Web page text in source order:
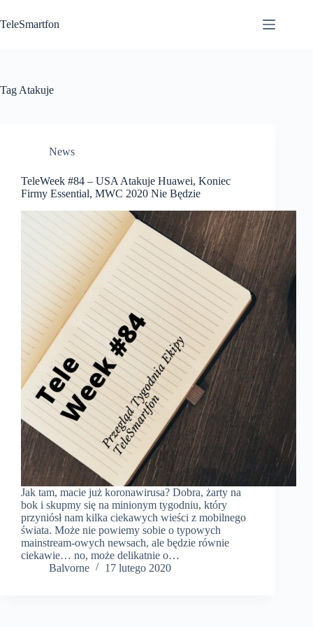
do
treści
TeleSmartfon
Tag Atakuje
News
TeleWeek #84 – USA Atakuje Huawei, Koniec
Firmy Essential, MWC 2020 Nie Będzie
Jak tam, macie już koronawirusa? Dobra, żarty na
bok i skupmy się na minionym tygodniu, który
przyniósł nam kilka ciekawych wieści z mobilnego
świata. Może nie powiemy sobie o typowych
mainstream-owych newsach, ale będzie równie
ciekawie… no, może delikatnie o…
Balvorne
17 lutego 2020